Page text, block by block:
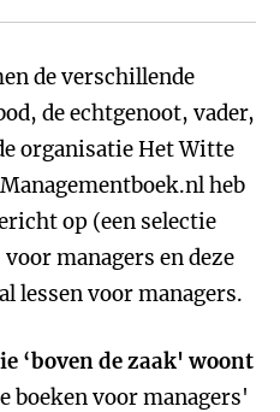
de verschillende
de echtgenoot, vader,
organisatie Het Witte
heb
op (een selectie
managers en deze
lessen voor managers.
‘boven de zaak' woont
boeken voor managers'